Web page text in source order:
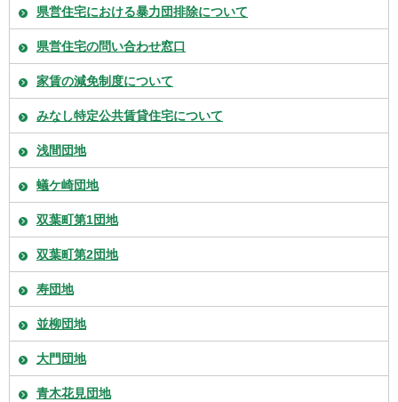
県営住宅における暴力団排除について
県営住宅の問い合わせ窓口
家賃の減免制度について
みなし特定公共賃貸住宅について
浅間団地
蟻ケ崎団地
双葉町第1団地
双葉町第2団地
寿団地
並柳団地
大門団地
青木花見団地